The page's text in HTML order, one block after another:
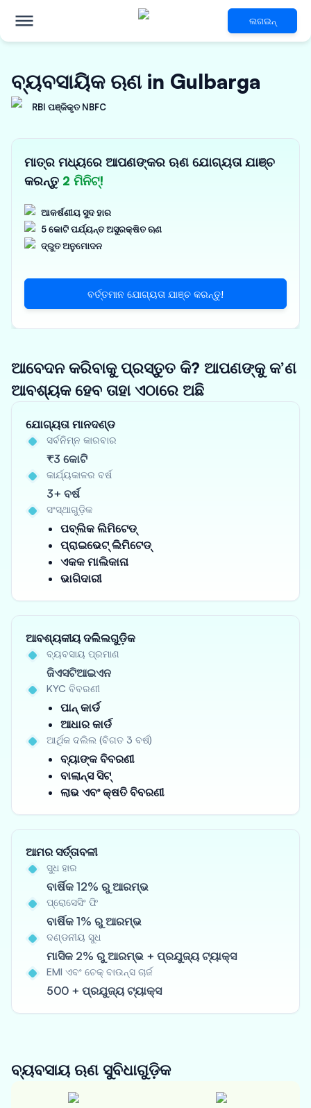
ଲଗଇନ୍
ବ୍ୟବସାୟିକ ଋଣ in Gulbarga
RBI ପଞ୍ଜିକୃତ NBFC
ମାତ୍ର ମଧ୍ୟରେ ଆପଣଙ୍କର ଋଣ ଯୋଗ୍ୟତା ଯାଞ୍ଚ
କରନ୍ତୁ 2 ମିନିଟ୍!
ଆକର୍ଷଣୀୟ ସୁଦ ହାର
5 କୋଟି ପର୍ଯ୍ୟନ୍ତ ଅସୁରକ୍ଷିତ ଋଣ
ଦ୍ରୁତ ଅନୁମୋଦନ
ବର୍ତ୍ତମାନ ଯୋଗ୍ୟତା ଯାଞ୍ଚ କରନ୍ତୁ!
ଆବେଦନ କରିବାକୁ ପ୍ରସ୍ତୁତ କି? ଆପଣଙ୍କୁ କ’ଣ
ଆବଶ୍ୟକ ହେବ ତାହା ଏଠାରେ ଅଛି
ଯୋଗ୍ୟତା ମାନଦଣ୍ଡ
ସର୍ବନିମ୍ନ କାରବାର
₹3 କୋଟି
କାର୍ଯ୍ୟକାଳର ବର୍ଷ
3+ ବର୍ଷ
ସଂସ୍ଥାଗୁଡ଼ିକ
ପବ୍ଲିକ ଲିମିଟେଡ୍
ପ୍ରାଇଭେଟ୍ ଲିମିଟେଡ୍
ଏକକ ମାଲିକାନା
ଭାଗିଦାରୀ
ଆବଶ୍ୟକୀୟ ଦଲିଲଗୁଡ଼ିକ
ବ୍ୟବସାୟ ପ୍ରମାଣ
ଜିଏସଟିଆଇଏନ
KYC ବିବରଣୀ
ପାନ୍ କାର୍ଡ
ଆଧାର କାର୍ଡ
ଆର୍ଥିକ ଦଲିଲ (ବିଗତ 3 ବର୍ଷ)
ବ୍ୟାଙ୍କ ବିବରଣୀ
ବାଲାନ୍ସ ସିଟ୍
ଲାଭ ଏବଂ କ୍ଷତି ବିବରଣୀ
ଆମର ସର୍ତ୍ତାବଳୀ
ସୁଧ ହାର
ବାର୍ଷିକ 12% ରୁ ଆରମ୍ଭ
ପ୍ରୋସେସିଂ ଫି
ବାର୍ଷିକ 1% ରୁ ଆରମ୍ଭ
ଦଣ୍ଡନୀୟ ସୁଧ
ମାସିକ 2% ରୁ ଆରମ୍ଭ + ପ୍ରଯୁଜ୍ୟ ଟ୍ୟାକ୍ସ
EMI ଏବଂ ଚେକ୍ ବାଉନ୍ସ ଚାର୍ଜ
500 + ପ୍ରଯୁଜ୍ୟ ଟ୍ୟାକ୍ସ
ବ୍ୟବସାୟ ଋଣ ସୁବିଧାଗୁଡ଼ିକ